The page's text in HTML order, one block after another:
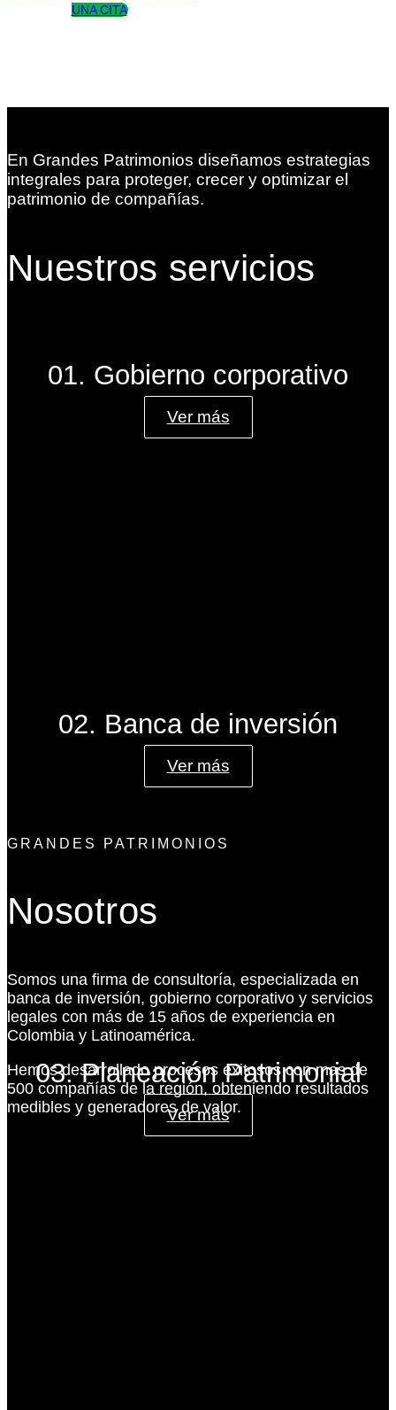
UNA CITA
En Grandes Patrimonios diseñamos estrategias
integrales para proteger, crecer y optimizar el
patrimonio de compañías.
Nuestros servicios
01. Gobierno corporativo
Ver más
02. Banca de inversión
Ver más
03. Planeación Patrimonial
Ver más
GRANDES PATRIMONIOS
Nosotros
Somos una firma de consultoría, especializada en
banca de inversión, gobierno corporativo y servicios
legales con más de 15 años de experiencia en
Colombia y Latinoamérica.
Hemos desarrollado procesos exitosos con mas de
500 compañías de la región, obteniendo resultados
medibles y generadores de valor.